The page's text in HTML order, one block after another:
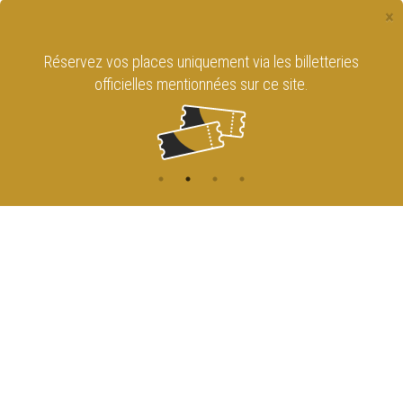
×
Réservez vos places uniquement via les billetteries
officielles mentionnées sur ce site.